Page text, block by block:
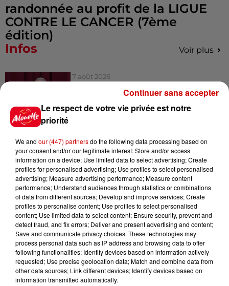
randonnée au profit de la LIGUE
CONTRE LE CANCER (7ème
édition)
Infos
Voir plus
7 août 2026
est son programme ?
7 août 2026
Limoges : un bébé d'un mois
blessé dans un incendie, un
appartement...
7 août 2026
Éclipse solaire : découvrez les
meilleurs spots d'observation
du...
7 août 2026
Le respect de votre vie privée est notre
priorité
We and our (447) partnersdo the following data processing based on
your consent and/or our legitimate interest: Store and/or access
information on a device; Use limited data to select advertising; Create
profiles for personalised advertising; Use profiles to select personalised
advertising; Measure advertising performance; Measure content
performance; Understand audiences through statistics or combinations
of data from different sources; Develop and improve services; Create
profiles to personalise content; Use profiles to select personalised
content; Use limited data to select content; Ensure security, prevent and
detect fraud, and fix errors; Deliver and present advertising and content;
Save and communicate privacy choices. These technologies may
process personal data such as IP address and browsing data to offer
following functionalities: Identify devices based on information actively
requested; Use precise geolocation data; Match and combine data from
other data sources; Link different devices; Identify devices based on
information transmitted automatically.
Continuer sans accepter